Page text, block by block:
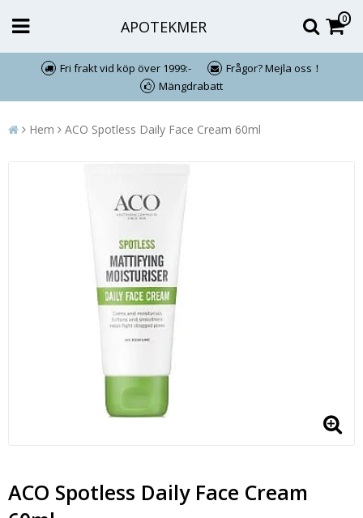
APOTEKMER 0
Fri frakt vid köp över 1999:-
Frågor? Mejla oss！
Mängdrabatt
Hem ACO Spotless Daily Face Cream 60ml
ACO Spotless Daily Face Cream